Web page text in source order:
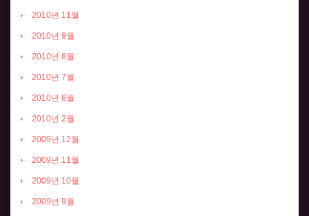
2010년 11월
2010년 9월
2010년 8월
2010년 7월
2010년 6월
2010년 2월
2009년 12월
2009년 11월
2009년 10월
2009년 9월